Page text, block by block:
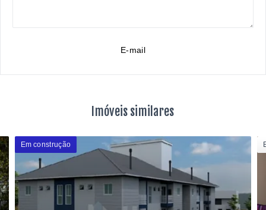
E-mail
Imóveis similares
Em construção